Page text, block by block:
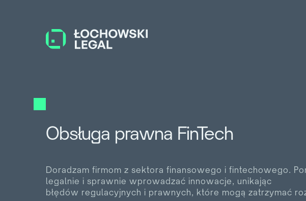
Obsługa prawna FinTech
Doradzam firmom z sektora finansowego i fintechowego.
legalnie i sprawnie wprowadzać innowacje, unikając
błędów regulacyjnych i prawnych, które mogą zatrzymać